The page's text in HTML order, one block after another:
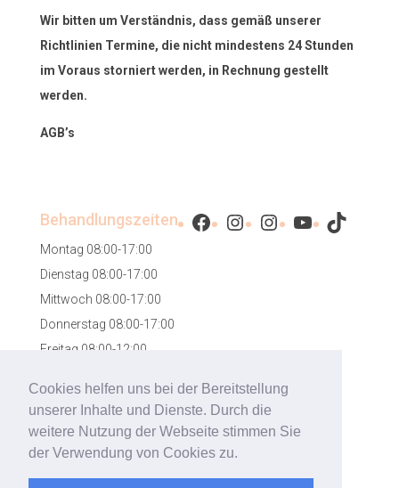
Cookies helfen uns bei der Bereitstellung
unserer Inhalte und Dienste. Durch die
weitere Nutzung der Webseite stimmen Sie
der Verwendung von Cookies zu.
Wir bitten um Verständnis, dass gemäß unserer
Richtlinien Termine, die nicht mindestens 24 Stunden
im Voraus storniert werden, in Rechnung gestellt
werden.
AGB’s
Behandlungszeiten
Montag 08:00-17:00
Dienstag 08:00-17:00
Mittwoch 08:00-17:00
Donnerstag 08:00-17:00
Freitag 08:00-12:00
Facebook
Instagram
Instagram
YouTube
TikTok